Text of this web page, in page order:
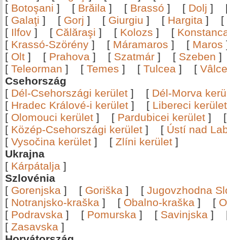
[ Botoşani ] [ Brăila ] [ Brassó ] [ Dolj ]
[ Galaţi ] [ Gorj ] [ Giurgiu ] [ Hargita ]
[
[ Ilfov ] [ Călăraşi ] [ Kolozs ] [
[ Krassó-Szörény ] [ Máramaros ] [ Maros
[ Olt ] [ Prahova ] [ Szatmár ] [ Szeben
[ Teleorman ] [ Temes ] [ Tulcea ] [
Csehország
[ Dél-Csehországi kerület ] [ Dél-Morva
[ Hradec Králové-i kerület ] [ Libereci kerület
[ Olomouci kerület ] [ Pardubicei kerület ]
[ Közép-Csehországi kerület ] [ Ústí nad
[ Vysočina kerület ] [ Zlíni kerület ]
Ukrajna
[ Kárpátalja ]
Szlovénia
[ Gorenjska ] [ Goriška ] [ Jugovzhodna
[ Notranjsko-kraška ] [ Obalno-kraška ] [
[ Podravska ] [ Pomurska ] [ Savinjska ]
[ Zasavska ]